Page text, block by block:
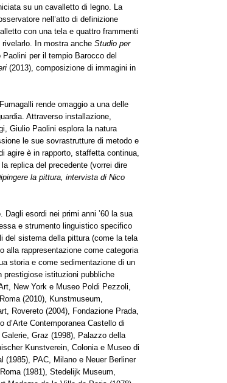
su un cavalletto di legno. La
nell’atto di definizione
con una tela e quattro frammenti
In mostra anche Studio per
per il tempio Barocco del
(2013), composizione di immagini in
Fumagalli rende omaggio a una delle
Attraverso installazione,
Giulio Paolini esplora la natura
le sue sovrastrutture di metodo e
agire è in rapporto, staffetta continua,
replica del precedente (vorrei dire
la pittura, intervista di Nico
esordi nei primi anni ’60 la sua
e strumento linguistico specifico
del sistema della pittura (come la tela
alla rappresentazione come categoria
storia e come sedimentazione di un
prestigiose istituzioni pubbliche
New York e Museo Poldi Pezzoli,
(2010), Kunstmuseum,
Rovereto (2004), Fondazione Prada,
d’Arte Contemporanea Castello di
Graz (1998), Palazzo della
Kunstverein, Colonia e Museo di
(1985), PAC, Milano e Neuer Berliner
(1981), Stedelijk Museum,